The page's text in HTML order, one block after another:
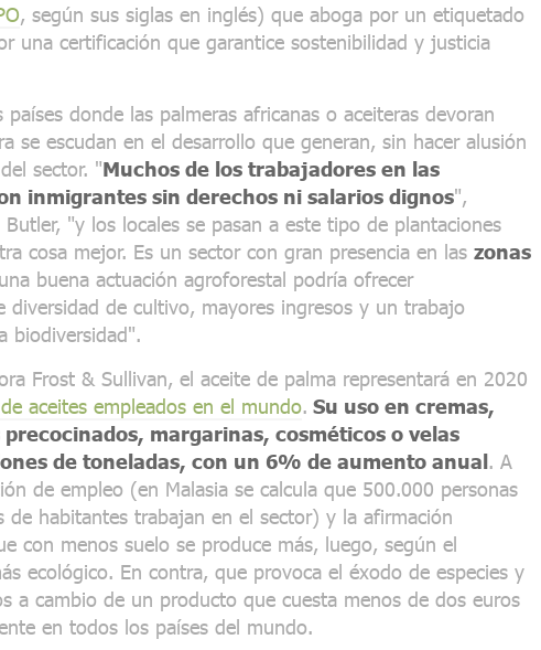
, según sus siglas en inglés) que aboga por un etiquetado
una certificación que garantice sostenibilidad y justicia
donde las palmeras africanas o aceiteras devoran
se escudan en el desarrollo que generan, sin hacer alusión
sector. "Muchos de los trabajadores en las
inmigrantes sin derechos ni salarios dignos",
"y los locales se pasan a este tipo de plantaciones
cosa mejor. Es un sector con gran presencia en las zonas
buena actuación agroforestal podría ofrecer
diversidad de cultivo, mayores ingresos y un trabajo
biodiversidad".
Frost & Sullivan, el aceite de palma representará en 2020
aceites empleados en el mundo. Su uso en cremas,
margarinas, cosméticos o velas
de toneladas, con un 6% de aumento anual. A
de empleo (en Malasia se calcula que 500.000 personas
de habitantes trabajan en el sector) y la afirmación
con menos suelo se produce más, luego, según el
ecológico. En contra, que provoca el éxodo de especies y
a cambio de un producto que cuesta menos de dos euros
en todos los países del mundo.